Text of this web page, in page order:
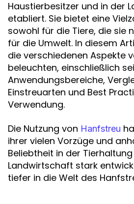
Haustierbesitzer und in der
etabliert. Sie bietet eine
sowohl für die Tiere, die sie
für die Umwelt. In diesem
die verschiedenen Aspekte
beleuchten, einschließlich
Anwendungsbereiche,
Einstreuarten und Best
Verwendung.
Die Nutzung von Hanfstreu
ihrer vielen Vorzüge und
Beliebtheit in der
Landwirtschaft stark
tiefer in die Welt des